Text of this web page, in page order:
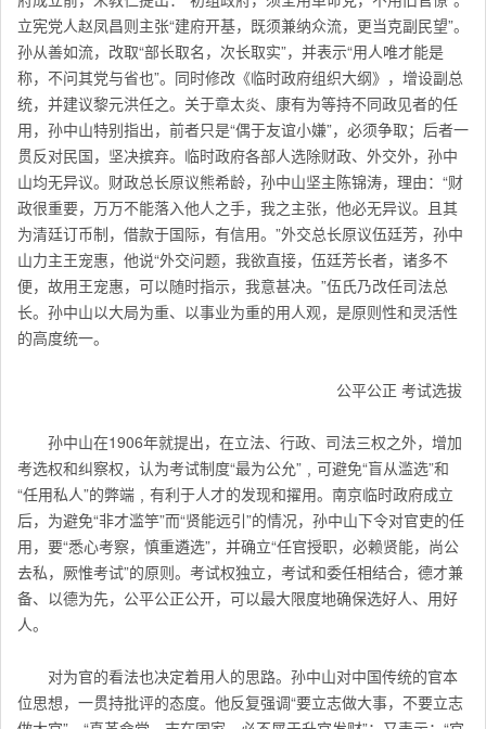
立宪党人赵凤昌则主张“建府开基，既须兼纳众流，更当克副民望”。
孙从善如流，改取“部长取名，次长取实”，并表示“用人唯才能是
称，不问其党与省也”。同时修改《临时政府组织大纲》，增设副总
统，并建议黎元洪任之。关于章太炎、康有为等持不同政见者的任
用，孙中山特别指出，前者只是“偶于友谊小嫌”，必须争取；后者一
贯反对民国，坚决摈弃。临时政府各部人选除财政、外交外，孙中
山均无异议。财政总长原议熊希龄，孙中山坚主陈锦涛，理由：“财
政很重要，万万不能落入他人之手，我之主张，他必无异议。且其
为清廷订币制，借款于国际，有信用。”外交总长原议伍廷芳，孙中
山力主王宠惠，他说“外交问题，我欲直接，伍廷芳长者，诸多不
便，故用王宠惠，可以随时指示，我意甚决。”伍氏乃改任司法总
长。孙中山以大局为重、以事业为重的用人观，是原则性和灵活性
的高度统一。
公平公正 考试选拔
孙中山在1906年就提出，在立法、行政、司法三权之外，增加
考选权和纠察权，认为考试制度“最为公允”﹐可避免“盲从滥选”和
“任用私人”的弊端﹐有利于人才的发现和擢用。南京临时政府成立
后，为避免“非才滥竽”而“贤能远引”的情况，孙中山下令对官吏的任
用，要“悉心考察，慎重遴选”，并确立“任官授职，必赖贤能，尚公
去私，厥惟考试”的原则。考试权独立，考试和委任相结合，德才兼
备、以德为先，公平公正公开，可以最大限度地确保选好人、用好
人。
对为官的看法也决定着用人的思路。孙中山对中国传统的官本
位思想，一贯持批评的态度。他反复强调“要立志做大事，不要立志